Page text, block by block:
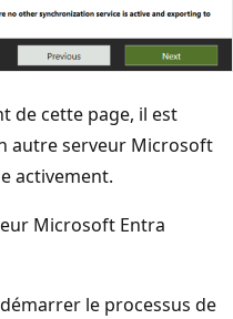
de cette page, il est
autre serveur Microsoft
activement.
Microsoft Entra
le processus de